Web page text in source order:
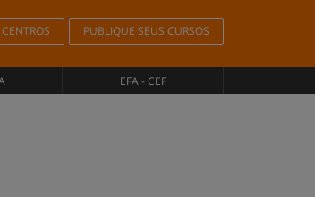
CENTROS PUBLIQUE SEUS CURSOS
EFA - CEF